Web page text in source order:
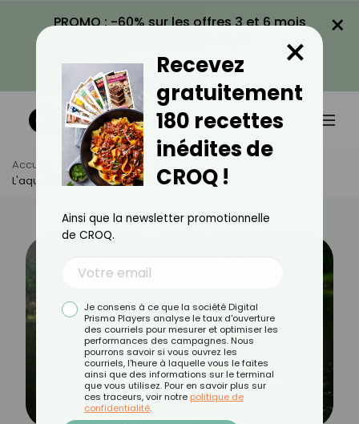
PROMO : -60% sur les offres 3 et 6 mois
VOIR LA PROMO
×
Accueil Actus
Sport
L'aquaphysical Le Fitness Sur L'eau
Recevez
gratuitement
180 recettes
inédites de
CROQ !
×
Ainsi que la newsletter promotionnelle
de CROQ.
Je consens à ce que la société Digital
Prisma Players analyse le taux d'ouverture
des courriels pour mesurer et optimiser les
performances des campagnes. Nous
pourrons savoir si vous ouvrez les
courriels, l'heure à laquelle vous le faites
ainsi que des informations sur le terminal
que vous utilisez. Pour en savoir plus sur
ces traceurs, voir notre politique de
confidentialité.